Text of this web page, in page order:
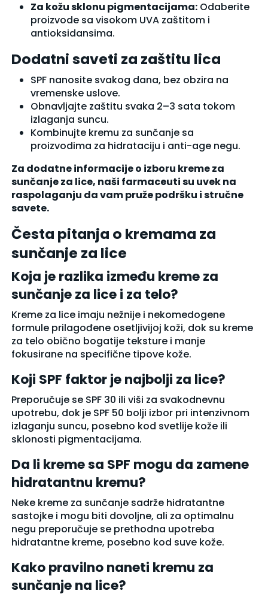
Za kožu sklonu pigmentacijama:Odaberite
proizvode sa visokom UVA zaštitom i
antioksidansima.
Dodatni saveti za zaštitu lica
SPF nanosite svakog dana, bez obzira na
vremenske uslove.
Obnavljajte zaštitu svaka 2–3 sata tokom
izlaganja suncu.
Kombinujte kremu za sunčanje sa
proizvodima za hidrataciju i anti-age negu.
Za dodatne informacije o izboru kreme za
sunčanje za lice, naši farmaceuti su uvek na
raspolaganju da vam pruže podršku i stručne
savete.
Česta pitanja o kremama za
sunčanje za lice
Koja je razlika između kreme za
sunčanje za lice i za telo?
Kreme za lice imaju nežnije i nekomedogene
formule prilagođene osetljivijoj koži, dok su kreme
za telo obično bogatije teksture i manje
fokusirane na specifične tipove kože.
Koji SPF faktor je najbolji za lice?
Preporučuje se SPF 30 ili viši za svakodnevnu
upotrebu, dok je SPF 50 bolji izbor pri intenzivnom
izlaganju suncu, posebno kod svetlije kože ili
sklonosti pigmentacijama.
Da li kreme sa SPF mogu da zamene
hidratantnu kremu?
Neke kreme za sunčanje sadrže hidratantne
sastojke i mogu biti dovoljne, ali za optimalnu
negu preporučuje se prethodna upotreba
hidratantne kreme, posebno kod suve kože.
Kako pravilno naneti kremu za
sunčanje na lice?